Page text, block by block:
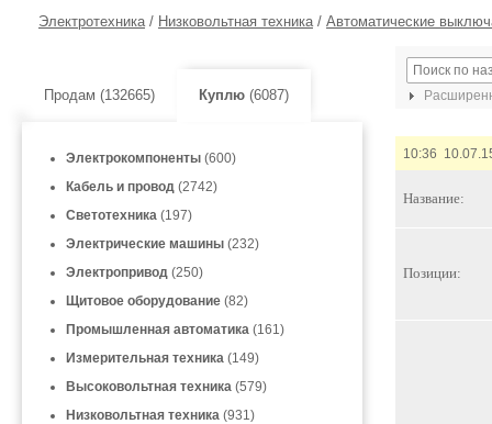
Электротехника/ Низковольтная техника/ Автоматические
Продам (132665) Куплю (6087)
Электрокомпоненты (600)
Кабель и провод (2742)
Светотехника (197)
Электрические машины (232)
Электропривод (250)
Щитовое оборудование (82)
Промышленная автоматика (161)
Измерительная техника (149)
Высоковольтная техника (579)
Низковольтная техника (931)
10:36
Название:
Позиции: